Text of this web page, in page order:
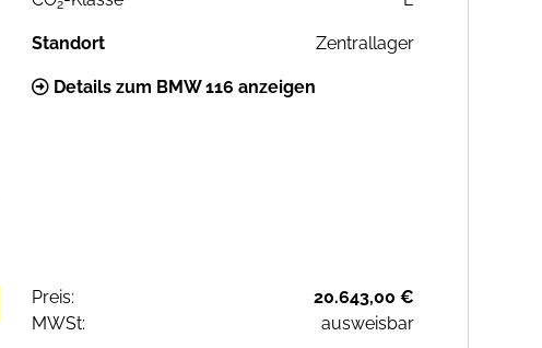
2
Standort Zentrallager
Details zum BMW 116 anzeigen
Preis:
20.643,00 €
MWSt:
ausweisbar